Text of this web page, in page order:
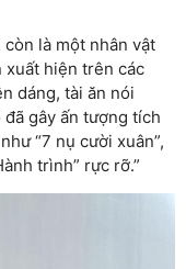
là một nhân vật
hiện trên các
dáng, tài ăn nói
gây ấn tượng tích
“7 nụ cười xuân”,
trình” rực rỡ.”